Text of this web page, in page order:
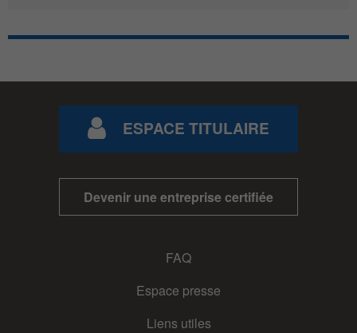
ESPACE TITULAIRE
Devenir une entreprise certifiée
FAQ
Espace presse
Liens utiles